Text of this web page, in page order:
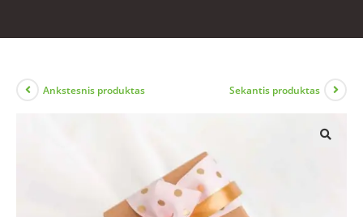
Ankstesnis produktas Sekantis produktas